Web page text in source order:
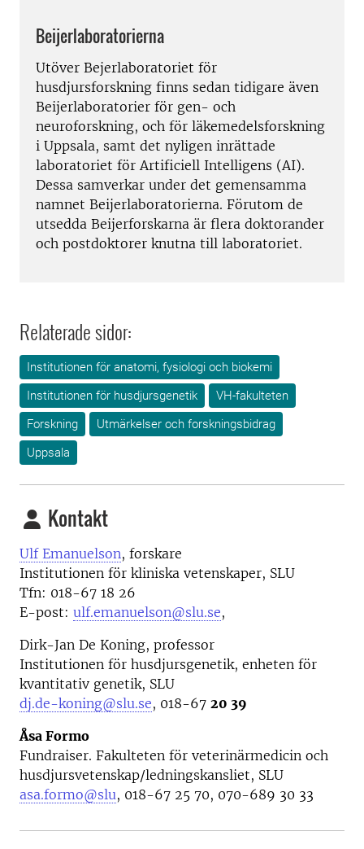
Beijerlaboratorierna
Utöver Bejerlaboratoriet för
husdjursforskning finns sedan tidigare även
Beijerlaboratorier för gen- och
neuroforskning, och för läkemedelsforskning
i Uppsala, samt det nyligen inrättade
laboratoriet för Artificiell Intelligens (AI).
Dessa samverkar under det gemensamma
namnet Beijerlaboratorierna. Förutom de
utsedda Beijerforskarna är flera doktorander
och postdoktorer knutna till laboratoriet.
Relaterade sidor:
Institutionen för anatomi, fysiologi och biokemi
Institutionen för husdjursgenetik
VH-fakulteten
Forskning
Utmärkelser och forskningsbidrag
Uppsala
Kontakt
Ulf Emanuelson, forskare
Institutionen för kliniska vetenskaper, SLU
Tfn: 018-67 18 26
E-post: ulf.emanuelson@slu.se,
Dirk-Jan De Koning, professor
Institutionen för husdjursgenetik, enheten för
kvantitativ genetik, SLU
dj.de-koning@slu.se, 018-67 20 39
Åsa Formo
Fundraiser. Fakulteten för veterinärmedicin och
husdjursvetenskap/ledningskansliet, SLU
asa.formo@slu, 018-67 25 70, 070-689 30 33